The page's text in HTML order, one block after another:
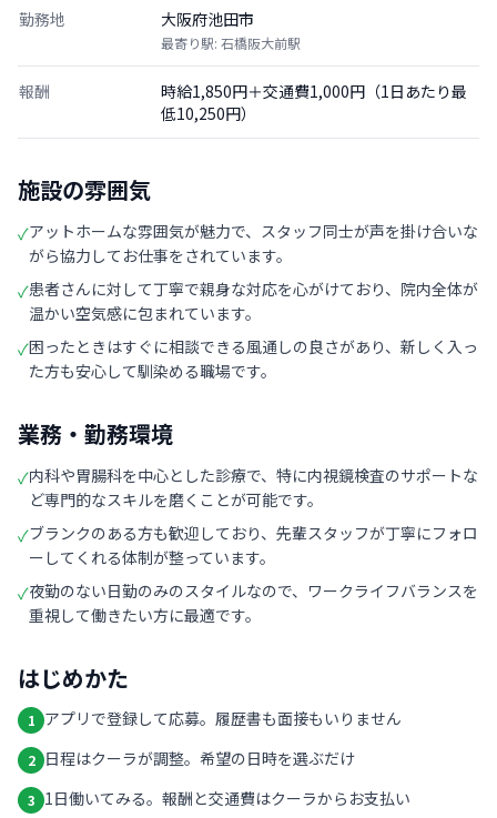
勤務地 大阪府池田市
最寄り駅: 石橋阪大前駅
報酬
時給1,850円＋交通費1,000円（1日あたり最
低10,250円）
施設の雰囲気
✓アットホームな雰囲気が魅力で、スタッフ同士が声を掛け合いな
がら協力してお仕事をされています。
✓患者さんに対して丁寧で親身な対応を心がけており、院内全体が
温かい空気感に包まれています。
✓困ったときはすぐに相談できる風通しの良さがあり、新しく入っ
た方も安心して馴染める職場です。
業務・勤務環境
✓内科や胃腸科を中心とした診療で、特に内視鏡検査のサポートな
ど専門的なスキルを磨くことが可能です。
✓ブランクのある方も歓迎しており、先輩スタッフが丁寧にフォロ
ーしてくれる体制が整っています。
✓夜勤のない日勤のみのスタイルなので、ワークライフバランスを
重視して働きたい方に最適です。
はじめかた
1 アプリで登録して応募。履歴書も面接もいりません
2 日程はクーラが調整。希望の日時を選ぶだけ
3 1日働いてみる。報酬と交通費はクーラからお支払い